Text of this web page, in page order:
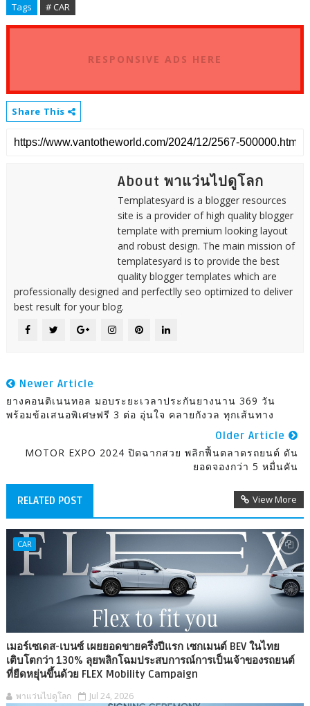
Tags # CAR
RESPONSIVE ADS HERE
Share This
About พาแว่นไปดูโลก
Templatesyard is a blogger resources
site is a provider of high quality blogger
template with premium looking layout
and robust design. The main mission of
templatesyard is to provide the best
quality blogger templates which are
professionally designed and perfectlly seo optimized to deliver
best result for your blog.
Newer Article
ยางคอนติเนนทอล มอบระยะเวลาประกันยางนาน 369 วัน
พร้อมข้อเสนอพิเศษฟรี 3 ต่อ อุ่นใจ คลายกังวล ทุกเส้นทาง
Older Article
MOTOR EXPO 2024 ปิดฉากสวย พลิกฟื้นตลาดรถยนต์ ดัน
ยอดจองกว่า 5 หมื่นคัน
RELATED POST View More
CAR
เมอร์เซเดส-เบนซ์ เผยยอดขายครึ่งปีแรก เซกเมนต์ BEV ในไทย
เติบโตกว่า 130% ลุยพลิกโฉมประสบการณ์การเป็นเจ้าของรถยนต์
ที่ยืดหยุ่นขึ้นด้วย FLEX Mobility Campaign
พาแว่นไปดูโลก Jul 24, 2026